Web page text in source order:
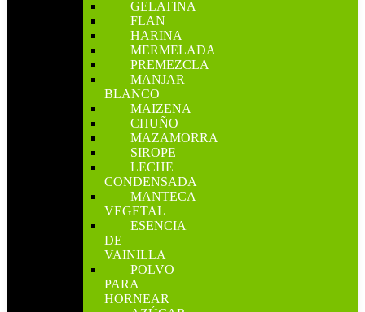
GELATINA
FLAN
HARINA
MERMELADA
PREMEZCLA
MANJAR
BLANCO
MAIZENA
CHUÑO
MAZAMORRA
SIROPE
LECHE
CONDENSADA
MANTECA
VEGETAL
ESENCIA
DE
VAINILLA
POLVO
PARA
HORNEAR